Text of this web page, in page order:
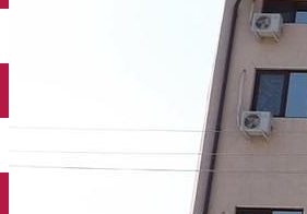
Închirieri biciclete
Încărcare vehicule electrice